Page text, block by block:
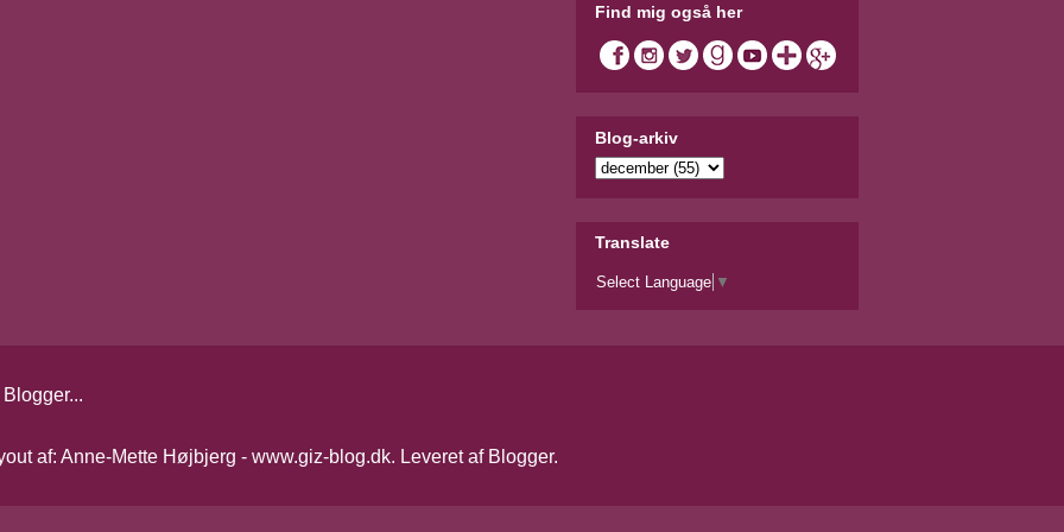
Find mig også her
Blog-arkiv
Translate
Select Language ▼
af: Anne-Mette Højbjerg - www.giz-blog.dk. Leveret af Blogger.